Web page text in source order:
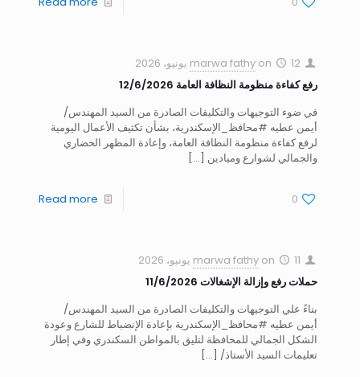
marwa fathy on
12 يونيو، 2026
رفع كفاءة منظومة النظافة العامة 12/6/2026
في ضوء التوجيهات والتكليفات الصادرة من السيد المهندس/
أيمن عطيه #محافظ_الإسكندرية، بشأن تكثيف الأعمال اليومية
لرفع كفاءة منظومة النظافة العامة، وإعادة المظهر الحضاري
والجمالي لشوارع وميادين […]
0
Read more
marwa fathy on
11 يونيو، 2026
حملات رفع وإزالة الإشغالات 11/6/2026
بناءً علي التوجيهات والتكليفات الصادرة من السيد المهندس/
أيمن عطيه #محافظ_الإسكندرية بإعادة الإنضباط للشارع وعودة
الشكل الجمالي للمحافظة لتليق بالمواطن السكندري وفي إطار
تعليمات السيد الأستاذ/ […]